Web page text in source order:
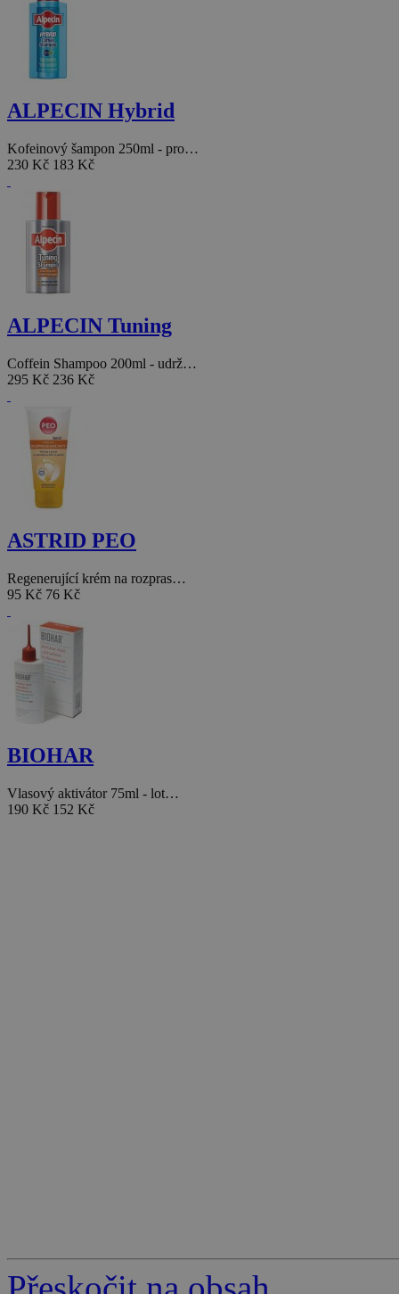
ALPECIN Hybrid
Kofeinový šampon 250ml - pro…
230 Kč 183 Kč
ALPECIN Tuning
Coffein Shampoo 200ml - udrž…
295 Kč 236 Kč
ASTRID PEO
Regenerující krém na rozpras…
95 Kč 76 Kč
BIOHAR
Vlasový aktivátor 75ml - lot…
190 Kč 152 Kč